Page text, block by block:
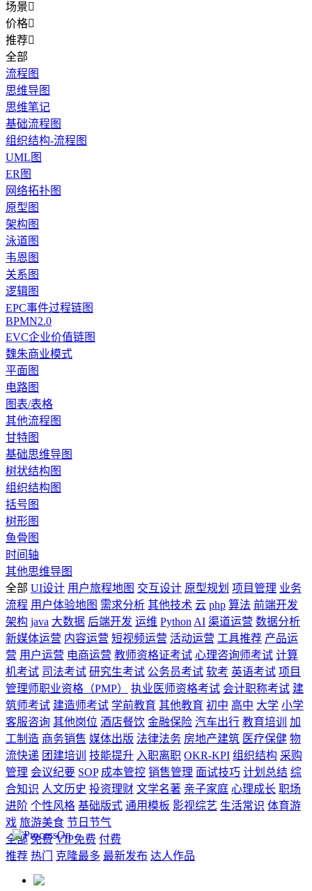
场景
价格
推荐
全部
流程图
思维导图
思维笔记
基础流程图
组织结构-流程图
UML图
ER图
网络拓扑图
原型图
架构图
泳道图
韦恩图
关系图
逻辑图
EPC事件过程链图
BPMN2.0
EVC企业价值链图
魏朱商业模式
平面图
电路图
图表/表格
其他流程图
甘特图
基础思维导图
树状结构图
组织结构图
括号图
树形图
鱼骨图
时间轴
其他思维导图
全部 UI设计 用户旅程地图 交互设计 原型规划 项目管理 业务
流程 用户体验地图 需求分析 其他技术 云 php 算法 前端开发
架构 java 大数据 后端开发 运维 Python AI 渠道运营 数据分析
新媒体运营 内容运营 短视频运营 活动运营 工具推荐 产品运
营 用户运营 电商运营 教师资格证考试 心理咨询师考试 计算
机考试 司法考试 研究生考试 公务员考试 软考 英语考试 项目
管理师职业资格（PMP）
执业医师资格考试 会计职称考试 建
筑师考试 建造师考试 学前教育 其他教育 初中 高中 大学 小学
客服咨询 其他岗位 酒店餐饮 金融保险 汽车出行 教育培训
加
工制造 商务销售 媒体出版 法律法务 房地产建筑 医疗保健 物
流快递 团建培训 技能提升 入职离职 OKR-KPI 组织结构 采购
管理 会议纪要 SOP 成本管控 销售管理 面试技巧 计划总结 综
合知识 人文历史 投资理财 文学名著 亲子家庭 心理成长 职场
进阶 个性风格 基础版式 通用模板 影视综艺 生活常识 体育游
戏 旅游美食 节日节气
全部 免费 VIP免费 付费
推荐 热门 克隆最多 最新发布 达人作品